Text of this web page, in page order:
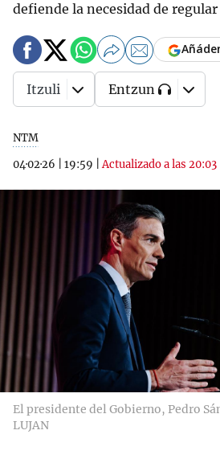
defiende la necesidad de
NTM
04·02·26
19:59 |Actualizado a las 20:03
Itzuli Entzun
El presidente del Gobierno, Pedro
LUJAN